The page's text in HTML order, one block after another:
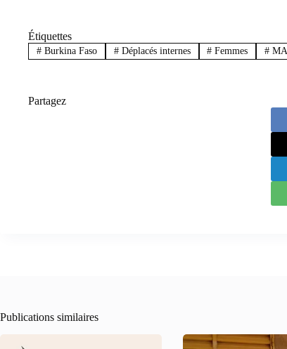
Étiquettes
#Burkina Faso #Déplacés internes # Femmes #
Partagez
Publications similaires